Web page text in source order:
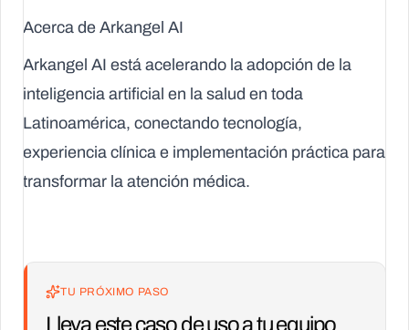
Acerca de Arkangel AI
Arkangel AI está acelerando la adopción de la
inteligencia artificial en la salud en toda
Latinoamérica, conectando tecnología,
experiencia clínica e implementación práctica para
transformar la atención médica.
TU PRÓXIMO PASO
Lleva este caso de uso a tu equipo